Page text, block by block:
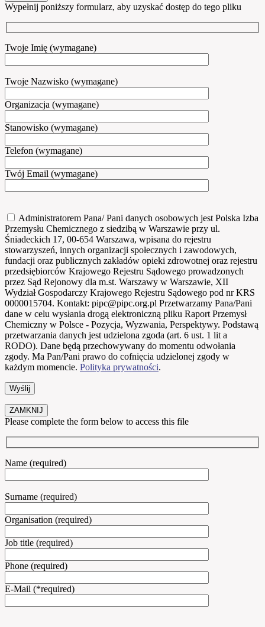
Wypełnij poniższy formularz, aby uzyskać dostęp do tego pliku
Twoje Imię (wymagane)
Twoje Nazwisko (wymagane)
Organizacja (wymagane)
Stanowisko (wymagane)
Telefon (wymagane)
Twój Email (wymagane)
Administratorem Pana/ Pani danych osobowych jest Polska Izba
Przemysłu Chemicznego z siedzibą w Warszawie przy ul.
Śniadeckich 17, 00-654 Warszawa, wpisana do rejestru
stowarzyszeń, innych organizacji społecznych i zawodowych,
fundacji oraz publicznych zakładów opieki zdrowotnej oraz rejestru
przedsiębiorców Krajowego Rejestru Sądowego prowadzonych
przez Sąd Rejonowy dla m.st. Warszawy w Warszawie, XII
Wydział Gospodarczy Krajowego Rejestru Sądowego pod nr KRS
0000015704. Kontakt: pipc@pipc.org.pl Przetwarzamy Pana/Pani
dane w celu wysłania drogą elektroniczną pliku Raport Przemysł
Chemiczny w Polsce - Pozycja, Wyzwania, Perspektywy. Podstawą
przetwarzania danych jest udzielona zgoda (art. 6 ust. 1 lit a
RODO). Dane będą przechowywany do momentu odwołania
zgody. Ma Pan/Pani prawo do cofnięcia udzielonej zgody w
każdym momencie. Polityka prywatności.
ZAMKNIJ
Please complete the form below to access this file
Name (required)
Surname (required)
Organisation (required)
Job title (required)
Phone (required)
E-Mail (*required)